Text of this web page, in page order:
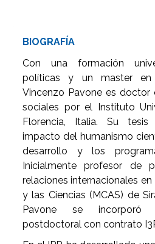
BIOGRAFÍA
Con una formación
políticas y un master en
Vincenzo Pavone es doctor
sociales por el Instituto
Florencia, Italia. Su
impacto del humanismo
desarrollo y los
Inicialmente profesor de
relaciones internacionales
y las Ciencias (MCAS) de
Pavone se incorporó
postdoctoral con contrato